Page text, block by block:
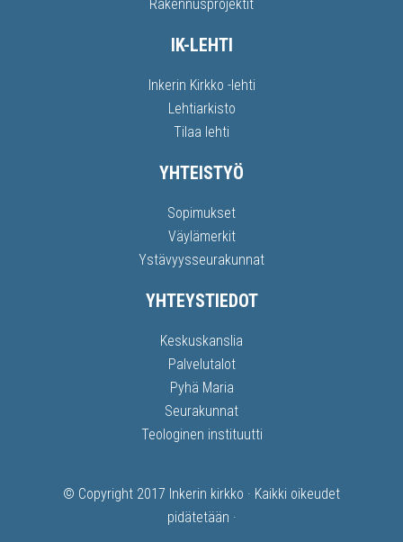
Rakennusprojektit
IK-LEHTI
Inkerin Kirkko -lehti
Lehtiarkisto
Tilaa lehti
YHTEISTYÖ
Sopimukset
Väylämerkit
Ystävyysseurakunnat
YHTEYSTIEDOT
Keskuskanslia
Palvelutalot
Pyhä Maria
Seurakunnat
Teologinen instituutti
© Copyright 2017 Inkerin kirkko · Kaikki oikeudet
pidätetään ·